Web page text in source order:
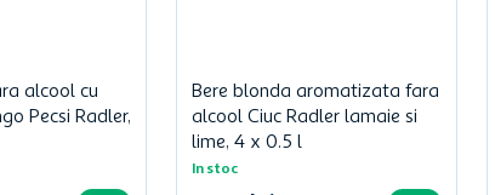
alcool cu
Pecsi Radler,
Bere blonda aromatizata fara
alcool Ciuc Radler lamaie si
lime, 4 x 0.5 l
In stoc